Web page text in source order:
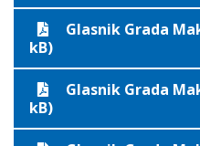
Glasnik Grada
kB)
Glasnik Grada
kB)